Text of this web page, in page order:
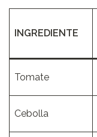
INGREDIENTE
Tomate
Cebolla